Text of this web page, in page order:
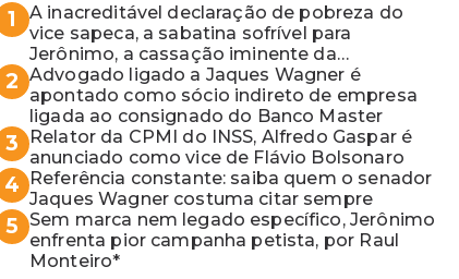
1
A inacreditável declaração de pobreza do
vice sapeca, a sabatina sofrível para
Jerônimo, a cassação iminente da
desembargadora e a vaga do Quinto para o
MP baiano
2 Advogado ligado a Jaques Wagner é
apontado como sócio indireto de empresa
ligada ao consignado do Banco Master
3
Relator da CPMI do INSS, Alfredo Gaspar é
anunciado como vice de Flávio Bolsonaro
4
Referência constante: saiba quem o senador
Jaques Wagner costuma citar sempre
5
Sem marca nem legado específico, Jerônimo
enfrenta pior campanha petista, por Raul
Monteiro*